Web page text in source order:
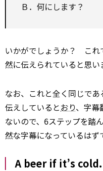
Ｂ．何にします？
いかがでしょうか？ これ
然に伝えられていると思い
なお、これと全く同じで
伝えしているとおり、字幕
ないので、6ステップを踏
然な字幕になっているはず
A beer if it’s cold.